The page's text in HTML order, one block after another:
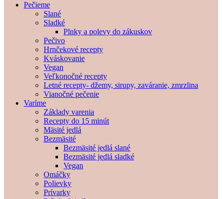
Pečieme
Slané
Sladké
Plnky a polevy do zákuskov
Pečivo
Hrnčekové recepty
Kváskovanie
Vegan
Veľkonočné recepty
Letné recepty- džemy, sirupy, zaváranie, zmrzlina
Vianočné pečenie
Varíme
Základy varenia
Recepty do 15 minút
Mäsité jedlá
Bezmäsité
Bezmäsité jedlá slané
Bezmäsité jedlá sladké
Vegan
Omáčky
Polievky
Prívarky